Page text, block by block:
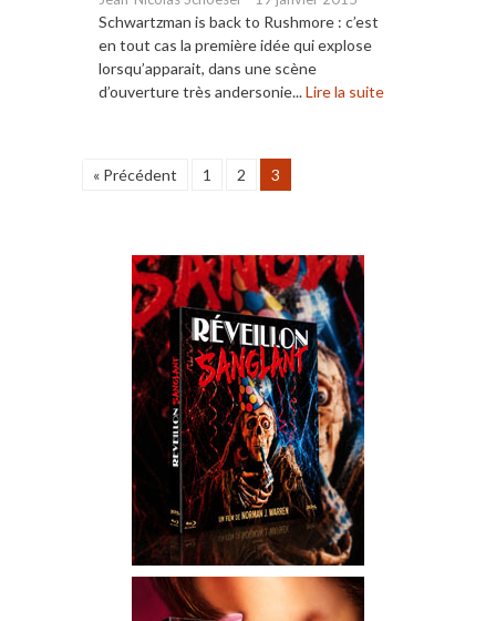
Schwartzman is back to Rushmore : c’est
en tout cas la première idée qui explose
lorsqu’apparait, dans une scène
d’ouverture très andersonie...Lire la suite
« Précédent 1 2 3